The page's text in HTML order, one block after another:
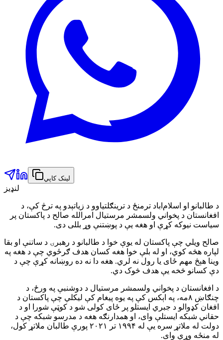
لینک کاپي
لنډیز
د طالبانو او اسلام‌اباد ترمنځ د ترینګلتیاوو د زیاتېدو په ترڅ کې، د
افغانستان د پخواني ولسمشر مرستیال امرالله صالح د پاکستان پر
سیاست نیوکه کړې او هغه یې د پوښتنې وړ بللی دی.
صالح ویلي چې پاکستان له یوې خوا د طالبانو د رهبرۍ د ساتنې او بقا
لپاره هڅه کوي، او له بلې خوا هغه کسان هدف ګرځوي چې د هغه په
وینا هېڅ مهم ځای یا رول نه لري. هغه دا نه ده روښانه کړې چې د
دې کسانو څخه یې هدف څوک دي.
د افغانستان د پخواني ولسمشر مرستیال د دوشنبې په ورځ، د
چنګاښ ۸مه، په اېکس کې په یوه پیغام کې لیکلي چې پاکستان د
افغان کډوالو د جبري ایستلو پر ځای کولی شو د کوټې شورا او د
حقاني شبکه ایستلې وای، او همدارنګه هغه د مدرسو شبکه چې د
دولت له ملاتړ سره یې له ۱۹۹۴ تر ۲۰۲۱ پورې طالبان ملاتړ کول،
له منځه وړې وای.